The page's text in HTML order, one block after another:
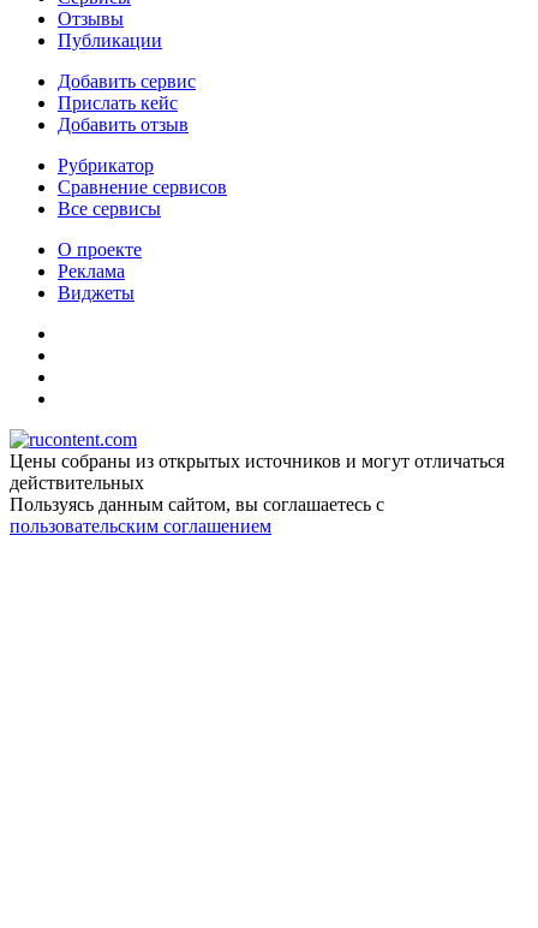
Отзывы
Публикации
Добавить сервис
Прислать кейс
Добавить отзыв
Рубрикатор
Сравнение сервисов
Все сервисы
О проекте
Реклама
Виджеты
Цены собраны из открытых источников и могут отличаться
действительных
Пользуясь данным сайтом, вы соглашаетесь c
пользовательским соглашением